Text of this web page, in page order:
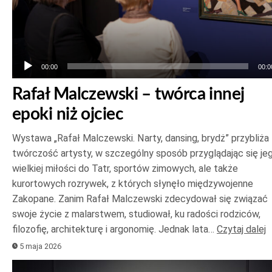
00:00
Rafał Malczewski – twórca innej
epoki niż ojciec
Wystawa „Rafał Malczewski. Narty, dansing, brydż” przybliża
twórczość artysty, w szczególny sposób przyglądając się
wielkiej miłości do Tatr, sportów zimowych, ale także
kurortowych rozrywek, z których słynęło międzywojenne
Zakopane. Zanim Rafał Malczewski zdecydował się związać
swoje życie z malarstwem, studiował, ku radości rodziców,
filozofię, architekturę i argonomię. Jednak lata… Czytaj dalej
5 maja 2026